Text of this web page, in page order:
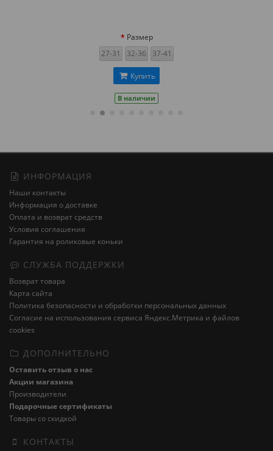
Размер
27-31
32-36 37-41
Купить
В наличии
ИНФОРМАЦИЯ
Наши контакты
Информация о доставке
Оплата и возврат средств
Условия соглашения
Гарантия на роликовые коньки
СЛУЖБА ПОДДЕРЖКИ
Возврат товара
Карта сайта
Политика безопасности и обработки персональных данных
Cогласие на использования сервиса Яндекс.Метрика и файлов
cookies
ДОПОЛНИТЕЛЬНО
Оставить отзыв о нас
Акции магазина
Производители
Подарочные сертификаты
Товары со скидкой
КОНТАКТЫ